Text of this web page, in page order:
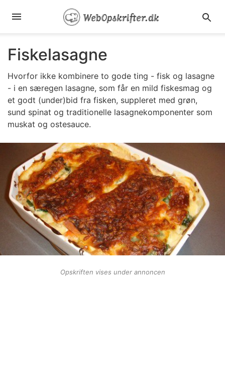
Fiskelasagne
Hvorfor ikke kombinere to gode ting - fisk og lasagne
- i en særegen lasagne, som får en mild fiskesmag og
et godt (under)bid fra fisken, suppleret med grøn,
sund spinat og traditionelle lasagnekomponenter som
muskat og ostesauce.
Opskriften vises under annoncen